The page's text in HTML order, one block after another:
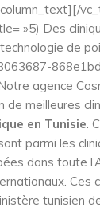
»5) Des
de
agence
de meilleures
en Tunisie.
parmi les
dans toute
Ces
tunisien